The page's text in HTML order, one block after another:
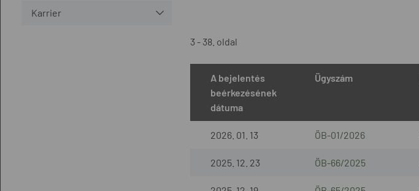
Karrier
3 - 38. oldal
A bejelentés
beérkezésének
dátuma
Ügyszám
2026. 01. 13 ÖB-01/2026
2025. 12. 23 ÖB-66/2025